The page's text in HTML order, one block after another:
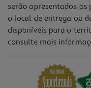
Cabo Hdmi Qilive
10,99 €
serão apresentados os
o local de entrega ou
disponíveis para o
consulte mais